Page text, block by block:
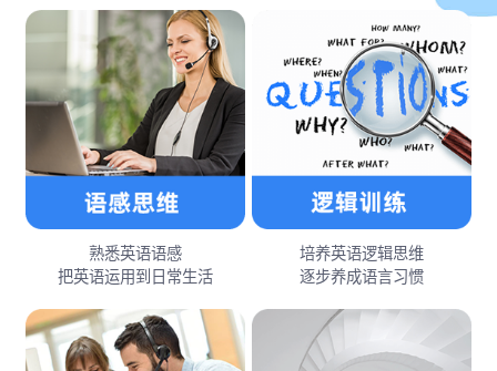
熟悉英语语感
把英语运用到日常生活
培养英语逻辑思维
逐步养成语言习惯